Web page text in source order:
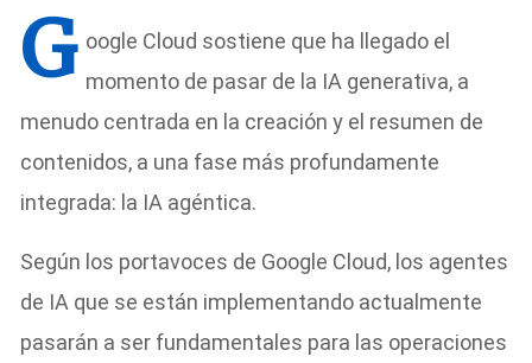
G oogle Cloud sostiene que ha llegado el
momento de pasar de la IA generativa, a
menudo centrada en la creación y el resumen de
contenidos, a una fase más profundamente
integrada: la IA agéntica.
Según los portavoces de Google Cloud, los agentes
de IA que se están implementando actualmente
pasarán a ser fundamentales para las operaciones